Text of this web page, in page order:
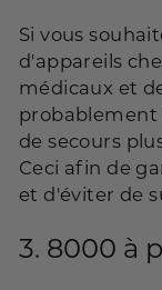
Si vous
d'appareils
médicaux et
probablement
de secours
Ceci afin de
et d'éviter de
3. 8000 à